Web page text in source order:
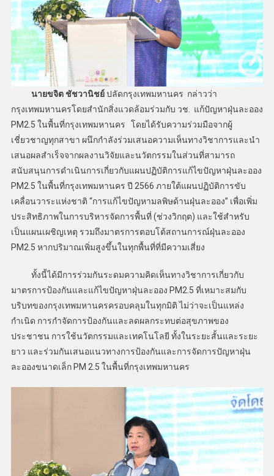
นายขจิต ชัชวานิชย์ปลัดกรุงเทพมหานคร กล่าวว่า
กรุงเทพมหานครโดยสำนักสิ่งแวดล้อมร่วมกับ วช. แก้ปัญหาฝุ่นละออง
PM2.5 ในพื้นที่กรุงเทพมหานคร โดยได้รับความร่วมมือจากผู้
เชี่ยวชาญทุกสาขา ผนึกกำลังร่วมเสนอความเห็นทางวิชาการและนำ
เสนอผลสำเร็จจากผลงานวิจัยและนวัตกรรมในส่วนที่สามารถ
สนับสนุนการดำเนินการเกี่ยวกับแผนปฏิบัติการแก้ไขปัญหาฝุ่นละออง
PM2.5 ในพื้นที่กรุงเทพมหานคร ปี 2566 ภายใต้แผนปฏิบัติการขับ
เคลื่อนวาระแห่งชาติ “การแก้ไขปัญหามลพิษด้านฝุ่นละออง” เพื่อเพิ่ม
ประสิทธิภาพในการบริหารจัดการพื้นที่ (ช่วงวิกฤต) และใช้สำหรับ
เป็นแผนเผชิญเหตุ รวมถึงมาตรการตอบโต้สถานการณ์ฝุ่นละออง
PM2.5 หากปริมาณเพิ่มสูงขึ้นในทุกพื้นที่ที่มีความเสี่ยง
ทั้งนี้ได้มีการร่วมกันระดมความคิดเห็นทางวิชาการเกี่ยวกับ
มาตรการป้องกันและแก้ไขปัญหาฝุ่นละออง PM2.5 ที่เหมาะสมกับ
บริบทของกรุงเทพมหานครครอบคลุมในทุกมิติ ไม่ว่าจะเป็นแหล่ง
กำเนิด การกำจัดการป้องกันและลดผลกระทบต่อสุขภาพของ
ประชาชน การใช้นวัตกรรมและเทคโนโลยี ทั้งในระยะสั้นและระยะ
ยาว และร่วมกันเสนอแนวทางการป้องกันและการจัดการปัญหาฝุ่น
ละอองขนาดเล็ก PM 2.5 ในพื้นที่กรุงเทพมหานคร